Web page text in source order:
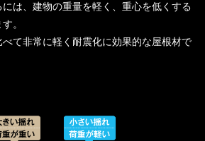
は、建物の重量を軽く、重心を低くする
。
て非常に軽く耐震化に効果的な屋根材で